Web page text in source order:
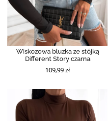
Wiskozowa bluzka ze stójką
Different Story czarna
109,99 zł